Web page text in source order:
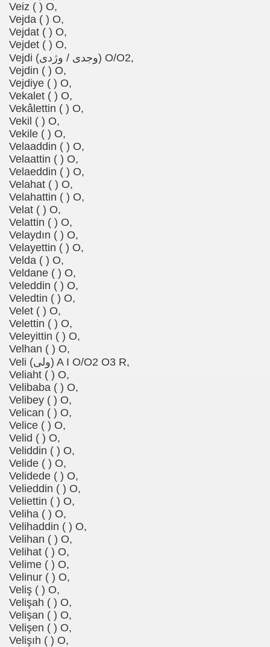
Veiz ( ) O,
Vejda ( ) O,
Vejdat ( ) O,
Vejdet ( ) O,
Vejdi (وجدی / وژدی) O/O2,
Vejdin ( ) O,
Vejdiye ( ) O,
Vekalet ( ) O,
Vekâlettin ( ) O,
Vekil ( ) O,
Vekile ( ) O,
Velaaddin ( ) O,
Velaattin ( ) O,
Velaeddin ( ) O,
Velahat ( ) O,
Velahattin ( ) O,
Velat ( ) O,
Velattin ( ) O,
Velaydın ( ) O,
Velayettin ( ) O,
Velda ( ) O,
Veldane ( ) O,
Veleddin ( ) O,
Veledtin ( ) O,
Velet ( ) O,
Velettin ( ) O,
Veleyittin ( ) O,
Velhan ( ) O,
Veli (ولی) A I O/O2 O3 R,
Veliaht ( ) O,
Velibaba ( ) O,
Velibey ( ) O,
Velican ( ) O,
Velice ( ) O,
Velid ( ) O,
Veliddin ( ) O,
Velide ( ) O,
Velidede ( ) O,
Velieddin ( ) O,
Veliettin ( ) O,
Veliha ( ) O,
Velihaddin ( ) O,
Velihan ( ) O,
Velihat ( ) O,
Velime ( ) O,
Velinur ( ) O,
Veliş ( ) O,
Velişah ( ) O,
Velişan ( ) O,
Velişen ( ) O,
Velişıh ( ) O,